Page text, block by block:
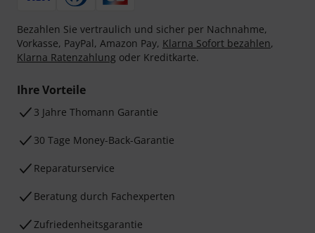
Bezahlen Sie vertraulich und sicher per Nachnahme,
Vorkasse, PayPal, Amazon Pay, Klarna Sofort bezahlen,
Klarna Ratenzahlung oder Kreditkarte.
Ihre Vorteile
3 Jahre Thomann Garantie
30 Tage Money-Back-Garantie
Reparaturservice
Beratung durch Fachexperten
Zufriedenheitsgarantie